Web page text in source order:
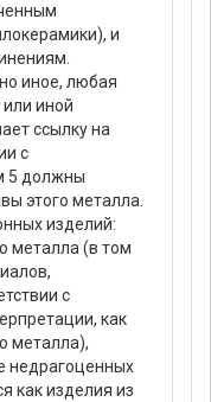
и
иное, любая
иной
ссылку на
с
5 должны
этого металла.
изделий:
металла (в том
с
как
металла),
недрагоценных
как изделия из